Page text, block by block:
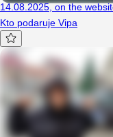
14.08.2025,on the
Kto podaruje Vipa